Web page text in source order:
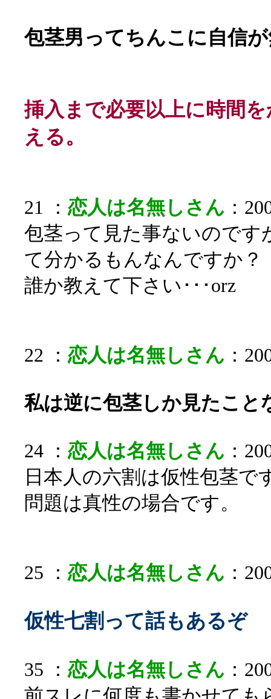
包茎男ってちんこに自信
挿入まで必要以上に時間
える。
21 ： 恋人は名無しさん ：
包茎って見た事ないのです
て分かるもんなんですか？
誰か教えて下さい･･･orz
22 ： 恋人は名無しさん ：
私は逆に包茎しか見たこと
24 ： 恋人は名無しさん ：
日本人の六割は仮性包茎で
問題は真性の場合です。
25 ： 恋人は名無しさん ：
仮性七割って話もあるぞ
35 ： 恋人は名無しさん ：